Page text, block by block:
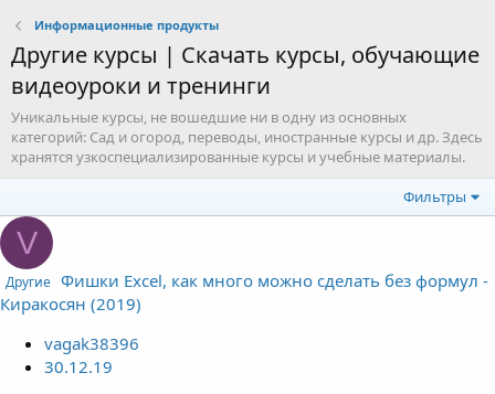
Информационные продукты
Другие курсы | Скачать курсы, обучающие
видеоуроки и тренинги
Уникальные курсы, не вошедшие ни в одну из основных
категорий: Сад и огород, переводы, иностранные курсы и др. Здесь
хранятся узкоспециализированные курсы и учебные материалы.
Фильтры
V
Другие Фишки Excel, как много можно сделать без формул -
Киракосян (2019)
vagak38396
30.12.19